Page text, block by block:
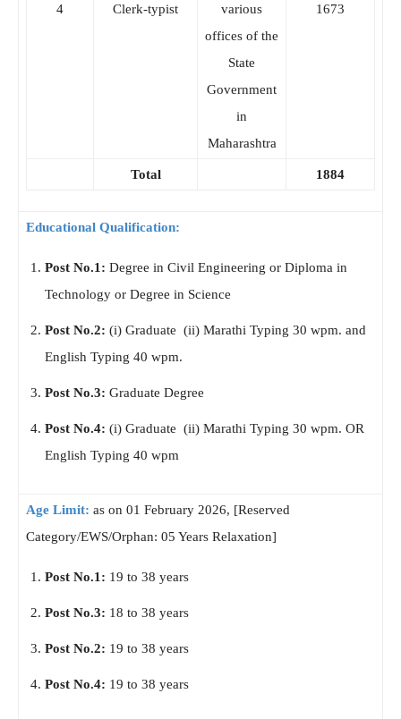
4 Clerk-typist
various
offices of the
State
Government
in
Maharashtra
1673
Total 1884
Educational Qualification:
Post No.1: Degree in Civil Engineering or Diploma in
Technology or Degree in Science
Post No.2: (i) Graduate (ii) Marathi Typing 30 wpm. and
English Typing 40 wpm.
Post No.3: Graduate Degree
Post No.4: (i) Graduate (ii) Marathi Typing 30 wpm. OR
English Typing 40 wpm
Age Limit: as on 01 February 2026, [Reserved
Category/EWS/Orphan: 05 Years Relaxation]
Post No.1: 19 to 38 years
Post No.3: 18 to 38 years
Post No.2: 19 to 38 years
Post No.4: 19 to 38 years